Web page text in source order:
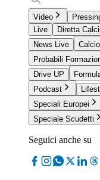
Video
Live
Diretta
News Live
Calcio
Probabili
Drive UP
Podcast
Speciali Europei
Speciale Scudetti
Seguici anche su